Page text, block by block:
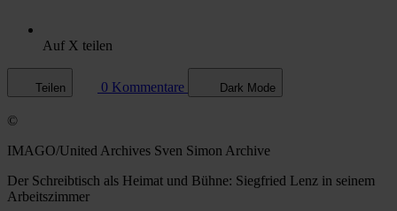
Auf X teilen
Teilen 0 Kommentare Dark Mode
©
IMAGO/United Archives Sven Simon Archive
Der Schreibtisch als Heimat und Bühne: Siegfried Lenz in seinem
Arbeitszimmer